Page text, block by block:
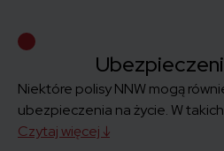
Niektóre polisy NNW mogą
ubezpieczenia na życie. W
Czytaj więcej ↓